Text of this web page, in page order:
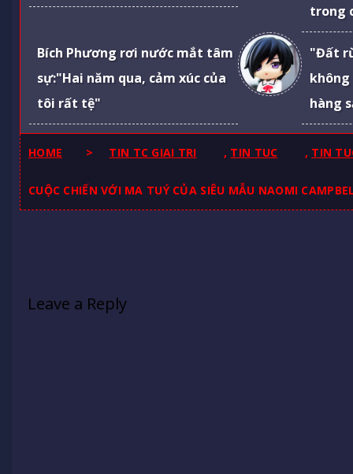
trong
Bích Phương rơi nước mắt tâm
sự:"Hai năm qua, cảm xúc của
tôi rất tệ"
"Đất
hàng
HOME > TIN TC GIAI TRI , TIN TUC , TIN
CUỘC CHIẾN VỚI MA TUÝ CỦA SIÊU MẪU NAOMI
Leave a Reply